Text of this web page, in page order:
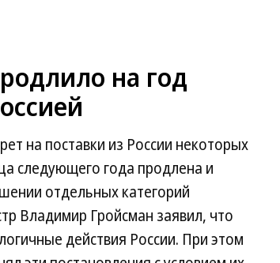
на год
на поставки из России некоторых
следующего года продлена и
отдельных категорий
Владимир Гройсман заявил, что
действия России. При этом